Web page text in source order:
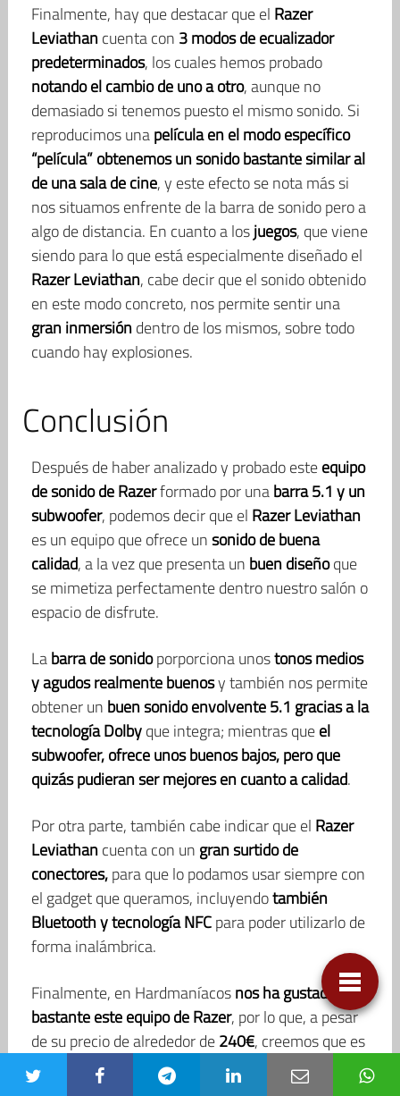
Finalmente, hay que destacar que el Razer
Leviathancuenta con 3 modos de ecualizador
predeterminados, los cuales hemos probado
notando el cambio de uno a otro, aunque no
demasiado si tenemos puesto el mismo sonido. Si
reproducimos unapelícula en el modo específico
“película” obtenemos un sonido bastante similar al
de una sala de cine, y este efecto se nota más si
nos situamos enfrente de la barra de sonido pero a
algo de distancia. En cuanto a losjuegos, que viene
siendo para lo que está especialmente diseñado el
Razer Leviathan, cabe decir que el sonido obtenido
en este modo concreto, nos permite sentir una
gran inmersióndentro de los mismos, sobre todo
cuando hay explosiones.
Conclusión
Después de haber analizado y probado esteequipo
de sonido de Razerformado por unabarra 5.1 y un
subwoofer, podemos decir que el Razer Leviathan
es un equipo que ofrece unsonido de buena
calidad, a la vez que presenta un buen diseñoque
se mimetiza perfectamente dentro nuestro salón o
espacio de disfrute.
Labarra de sonidoporporciona unostonos medios
y agudos realmente buenosy también nos permite
obtener un buen sonido envolvente 5.1 gracias a la
tecnología Dolbyque integra; mientras queel
subwoofer, ofrece unos buenos bajos, pero que
quizás pudieran ser mejores en cuanto a calidad.
Por otra parte, también cabe indicar que el Razer
Leviathancuenta con un gran surtido de
conectores,para que lo podamos usar siempre con
el gadget que queramos, incluyendotambién
Bluetooth y tecnología NFCpara poder utilizarlo de
forma inalámbrica.
Finalmente, en Hardmaníacosnos ha gustado
bastante este equipo de Razer, por lo que, a pesar
de su precio de alrededor de240€, creemos que es
una buena apuesta y os lo
recomendamos